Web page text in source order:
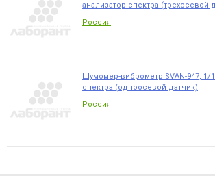
анализатор спектра (трехосевой
Россия
Шумомер-виброметр SVAN-947, 1/
спектра (одноосевой датчик)
Россия